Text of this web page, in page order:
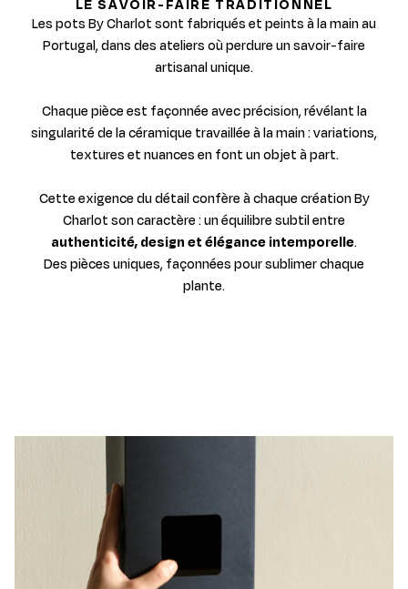
LE SAVOIR-FAIRE TRADITIONNEL
Les pots By Charlot sont fabriqués et peints à la main au
Portugal, dans des ateliers où perdure un savoir-faire
artisanal unique.
Chaque pièce est façonnée avec précision, révélant la
singularité de la céramique travaillée à la main : variations,
textures et nuances en font un objet à part.
Cette exigence du détail confère à chaque création By
Charlot son caractère : un équilibre subtil entre
authenticité, design et élégance intemporelle.
Des pièces uniques, façonnées pour sublimer chaque
plante.